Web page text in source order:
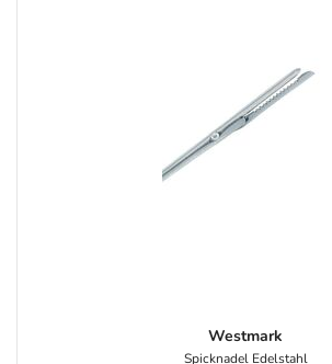
Westmark
Spicknadel Edelstahl